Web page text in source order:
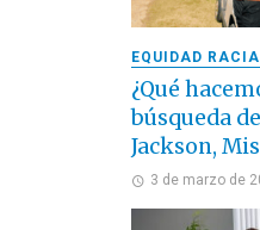
EQUIDAD
¿Qué
búsqueda
Jackson,
3 de marzo de